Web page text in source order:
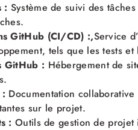
: Système de suivi des
GitHub (CI/CD) :,Service
tels que les tests et
GitHub : Hébergement de
Documentation
sur le projet.
: Outils de gestion de projet